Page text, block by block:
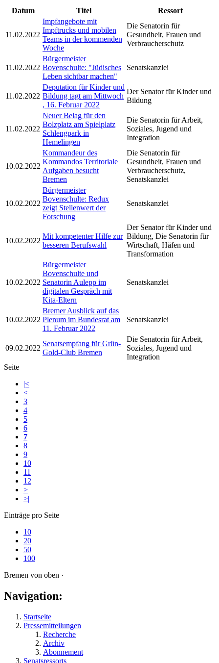
Datum Titel Ressort
11.02.2022
Impfangebote mit
Impftrucks und mobilen
Teams in der kommenden
Woche
Die Senatorin für
Gesundheit, Frauen und
Verbraucherschutz
11.02.2022
Bürgermeister
Bovenschulte: "Jüdisches
Leben sichtbar machen"
Senatskanzlei
11.02.2022
Deputation für Kinder und
Bildung tagt am Mittwoch
, 16. Februar 2022
Der Senator für Kinder und
Bildung
11.02.2022
Neuer Belag für den
Bolzplatz am Spielplatz
Schlengpark in
Hemelingen
Die Senatorin für Arbeit,
Soziales, Jugend und
Integration
10.02.2022
Kommandeur des
Kommandos Territoriale
Aufgaben besucht
Bremen
Die Senatorin für
Gesundheit, Frauen und
Verbraucherschutz,
Senatskanzlei
10.02.2022
Bürgermeister
Bovenschulte: Redux
zeigt Stellenwert der
Forschung
Senatskanzlei
10.02.2022
Mit kompetenter Hilfe zur
besseren Berufswahl
Der Senator für Kinder und
Bildung, Die Senatorin für
Wirtschaft, Häfen und
Transformation
10.02.2022
Bürgermeister
Bovenschulte und
Senatorin Aulepp im
digitalen Gespräch mit
Kita-Eltern
Senatskanzlei
10.02.2022
Bremer Ausblick auf das
Plenum im Bundesrat am
11. Februar 2022
Senatskanzlei
09.02.2022
Senatsempfang für Grün-
Gold-Club Bremen
Die Senatorin für Arbeit,
Soziales, Jugend und
Integration
Seite
|<
<
3
4
5
6
7
8
9
10
11
12
>
>|
Einträge pro Seite
10
20
50
100
Bremen von oben ·
Navigation:
Startseite
Pressemitteilungen
Recherche
Archiv
Abonnement
Senatsressorts